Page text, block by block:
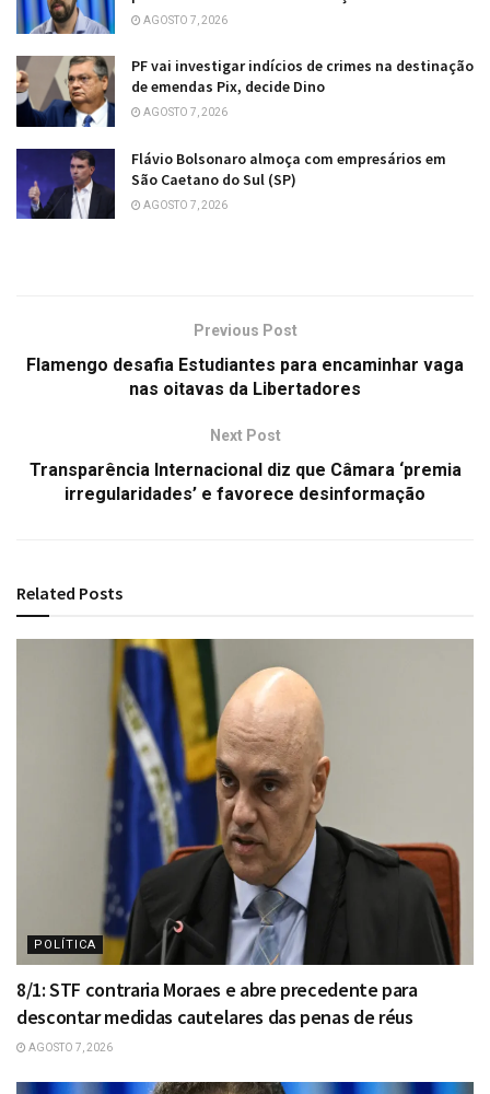
AGOSTO 7, 2026
PF vai investigar indícios de crimes na destinação
de emendas Pix, decide Dino
AGOSTO 7, 2026
Flávio Bolsonaro almoça com empresários em
São Caetano do Sul (SP)
AGOSTO 7, 2026
Previous Post
Flamengo desafia Estudiantes para encaminhar vaga
nas oitavas da Libertadores
Next Post
Transparência Internacional diz que Câmara ‘premia
irregularidades’ e favorece desinformação
Related Posts
POLÍTICA
8/1: STF contraria Moraes e abre precedente para
descontar medidas cautelares das penas de réus
AGOSTO 7, 2026